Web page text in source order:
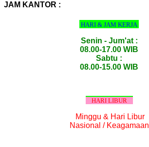
JAM KANTOR :
HARI & JAM KERJA
Senin - Jum'at :
08.00-17.00 WIB
Sabtu :
08.00-15.00 WIB
HARI LIBUR
Minggu & Hari Libur
Nasional / Keagamaan